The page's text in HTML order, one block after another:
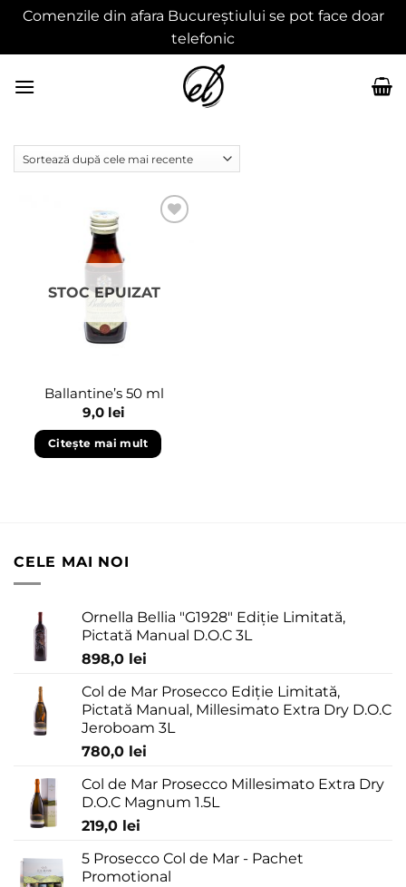
Comenzile din afara Bucureștiului se pot face doar
telefonic
STOC EPUIZAT
Ballantine’s 50 ml
9,0 lei
Citește mai mult
CELE MAI NOI
Ornella Bellia "G1928" Ediție Limitată,
Pictată Manual D.O.C 3L
898,0 lei
Col de Mar Prosecco Ediție Limitată,
Pictată Manual, Millesimato Extra Dry D.O.C
Jeroboam 3L
780,0 lei
Col de Mar Prosecco Millesimato Extra Dry
D.O.C Magnum 1.5L
219,0 lei
5 Prosecco Col de Mar - Pachet
Promotional